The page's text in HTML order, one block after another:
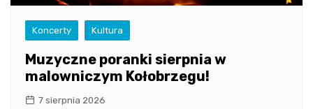
Koncerty Kultura
Muzyczne poranki sierpnia w
malowniczym Kołobrzegu!
7 sierpnia 2026